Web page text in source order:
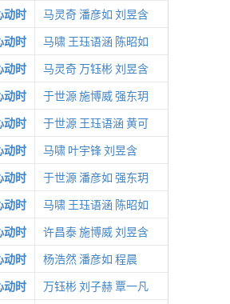
动时 马灵奇潘彦如 刘昱含
动时 马啸 王珏语涵 陈昭如
动时 马灵奇万钰彬刘昱含
动时 于世源施博威强东玥
动时 于世源 王珏语涵 黄可
动时 马啸 叶宇锋刘昱含
动时 于世源潘彦如 强东玥
动时 马啸 王珏语涵 陈昭如
动时 许昌泰施博威刘昱含
动时 杨浩然潘彦如 程晨
动时 万钰彬刘子赫覃一凡